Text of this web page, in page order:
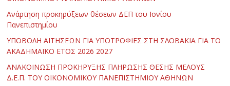
Ανάρτηση προκηρύξεων θέσεων ΔΕΠ του Ιονίου
Πανεπιστημίου
ΥΠΟΒΟΛΗ ΑΙΤΗΣΕΩΝ ΓΙΑ ΥΠΟΤΡΟΦΙΕΣ ΣΤΗ ΣΛΟΒΑΚΙΑ ΓΙΑ ΤΟ
ΑΚΑΔΗΜΑΪΚΟ ΕΤΟΣ 2026 2027
ΑΝΑΚΟΙΝΩΣΗ ΠΡΟΚΗΡΥΞΗΣ ΠΛΗΡΩΣΗΣ ΘΕΣΗΣ ΜΕΛΟΥΣ
Δ.Ε.Π. ΤΟΥ ΟΙΚΟΝΟΜΙΚΟΥ ΠΑΝΕΠΙΣΤΗΜΙΟΥ ΑΘΗΝΩΝ